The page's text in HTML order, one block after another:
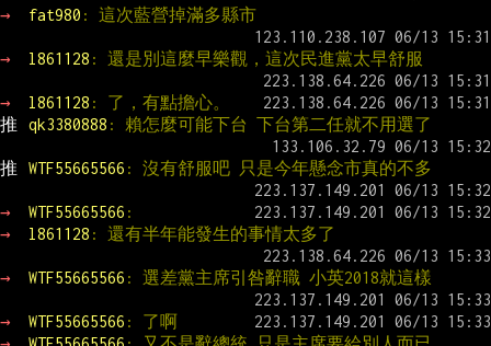
→ fat980 : 這次藍營掉滿多縣市
→ l861128 : 還是別這麼早樂觀，這次民進黨太早舒服
→ l861128 : 了，有點擔心。
推
qk3380888 : 賴怎麼可能下台 下台第二任就不用選了
推 WTF55665566 : 沒有舒服吧 只是今年懸念市真的不多
→ WTF55665566 :
→
l861128 : 還有半年能發生的事情太多了
→ WTF55665566 : 選差黨主席引咎辭職 小英2018就這樣
→ WTF55665566 : 了啊